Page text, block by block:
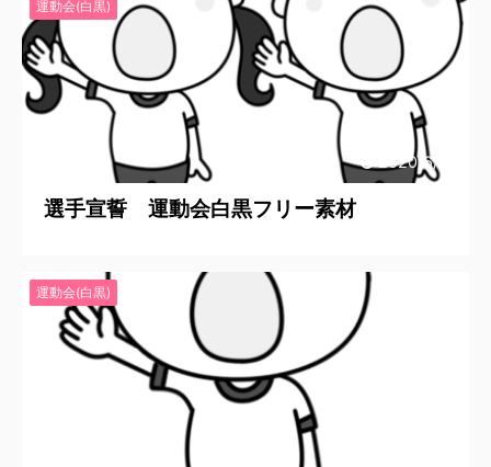
2020/6/21
運動会(白黒)
選手宣誓 運動会白黒フリー素材
運動会(白黒)